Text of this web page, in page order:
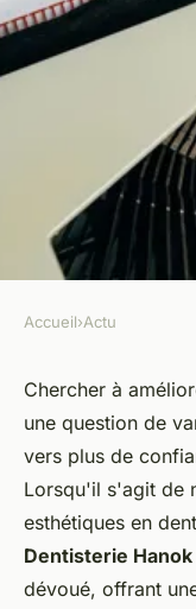
Quelles
sont
Hanok ?
Noémie•19 février
Accueil›Actu
Chercher à
une question de
vers plus de
Lorsqu'il s'agit de
esthétiques en
Dentisterie Hanok
dévoué, offrant